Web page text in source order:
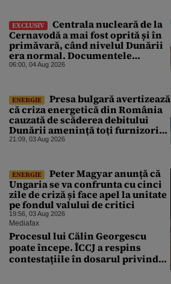
EXCLUSIV
Centrala nucleară de la
Cernavodă a mai fost oprită și în
primăvară, când nivelul Dunării
era normal. Documentele
descoperite de Gândul arată că
06:00, 04 Aug 2026
ENERGIE
Presa bulgară avertizează
că criza energetică din România
cauzată de scăderea debitului
Dunării amenință toți furnizorii
balcanici de electricitate
21:09, 03 Aug 2026
ENERGIE
Peter Magyar anunță că
Ungaria se va confrunta cu cinci
zile de criză și face apel la unitate
pe fondul valului de critici
19:56, 03 Aug 2026
Mediafax
Procesul lui Călin Georgescu
poate începe. ÎCCJ a respins
contestațiile în dosarul privind